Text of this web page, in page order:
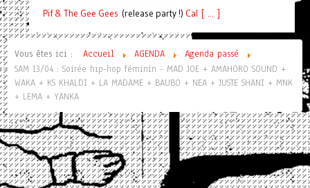
Pif& The Gee Gees (release party !) Cal [ ... ]
Vous êtes ici : Accueil AGENDA
Agenda passé
SAM 13/04 : Soirée hip-hop féminin - MAD JOE + AMAHORO SOUND +
WAKA + KS KHALDI + LA MADAME + BAUBO + NEA + JUSTE SHANI + MNK
+ LEMA + YANKA